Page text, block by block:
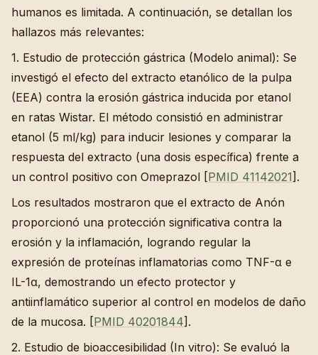
humanos es limitada. A continuación, se detallan los
hallazos más relevantes:
1. Estudio de protección gástrica (Modelo animal): Se
investigó el efecto del extracto etanólico de la pulpa
(EEA) contra la erosión gástrica inducida por etanol
en ratas Wistar. El método consistió en administrar
etanol (5 ml/kg) para inducir lesiones y comparar la
respuesta del extracto (una dosis específica) frente a
un control positivo con Omeprazol [PMID 41142021].
Los resultados mostraron que el extracto de Anón
proporcionó una protección significativa contra la
erosión y la inflamación, logrando regular la
expresión de proteínas inflamatorias como TNF-α e
IL-1α, demostrando un efecto protector y
antiinflamático superior al control en modelos de daño
de la mucosa. [PMID 40201844].
2. Estudio de bioaccesibilidad (In vitro): Se evaluó la